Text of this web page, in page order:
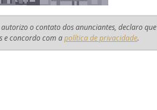
o contato dos anunciantes, declaro que
e concordo com apolítica de privacidade.